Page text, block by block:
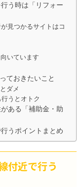
う時は「リフォー
見つかるサイトはコ
いています
ておきたいこと
ダメ
うとオトク
ある「補助金・助
うポイントまとめ
付近で行う